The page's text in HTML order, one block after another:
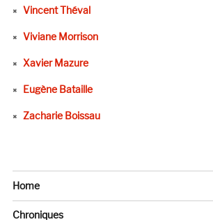
Vincent Théval
Viviane Morrison
Xavier Mazure
Eugène Bataille
Zacharie Boissau
Home
Chroniques